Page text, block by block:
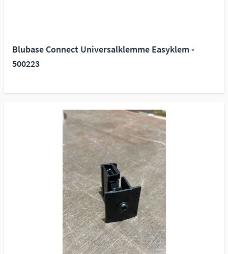
Blubase Connect Universalklemme Easyklem -
500223